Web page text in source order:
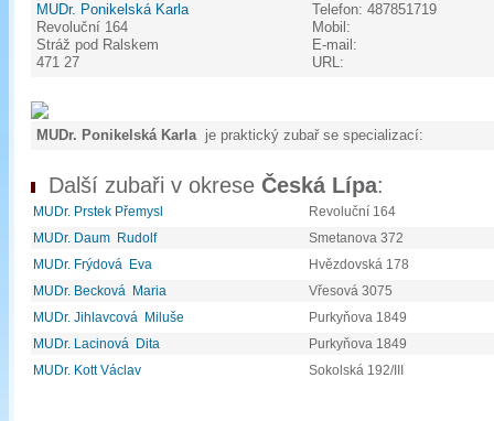
MUDr. Ponikelská Karla
Revoluční 164
Stráž pod Ralskem
471 27
Telefon:
Mobil:
E-mail:
URL:
487851719
MUDr. Ponikelská Karla je praktický zubař se specializací:
Další zubaři v okrese Česká Lípa:
MUDr. Prstek Přemysl
Revoluční 164
MUDr. Daum Rudolf
Smetanova 372
MUDr. Frýdová Eva
Hvězdovská 178
MUDr. Becková Maria
Vřesová 3075
MUDr. Jihlavcová Miluše
Purkyňova 1849
MUDr. Lacinová Dita
Purkyňova 1849
MUDr. Kott Václav
Sokolská 192/III